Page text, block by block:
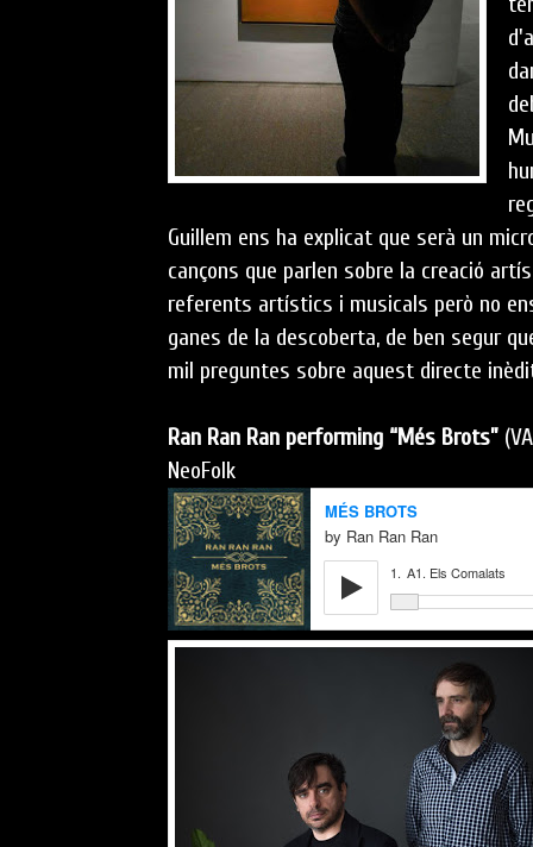
Guillem ens ha explicat que serà un
cançons que parlen sobre la creació
referents artístics i musicals però no
ganes de la descoberta, de ben segur
mil preguntes sobre aquest directe
Ran Ran Ran performing “Més Brots”
NeoFolk